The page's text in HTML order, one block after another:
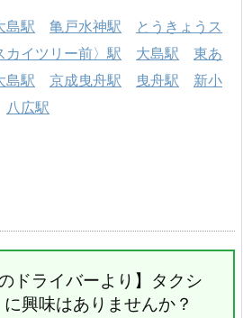
島駅 亀戸水神駅
とうきょうス
カイツリー前〉駅 大島駅
東あ
島駅 京成曳舟駅 曳舟駅
新小
八広駅
ドライバーより】タクシ
興味はありませんか？